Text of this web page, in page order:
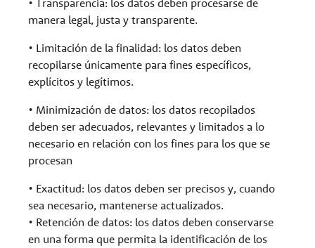
• Transparencia: los datos deben procesarse de
manera legal, justa y transparente.
• Limitación de la finalidad: los datos deben
recopilarse únicamente para fines específicos,
explícitos y legítimos.
• Minimización de datos: los datos recopilados
deben ser adecuados, relevantes y limitados a lo
necesario en relación con los fines para los que se
procesan
• Exactitud: los datos deben ser precisos y, cuando
sea necesario, mantenerse actualizados.
• Retención de datos: los datos deben conservarse
en una forma que permita la identificación de los